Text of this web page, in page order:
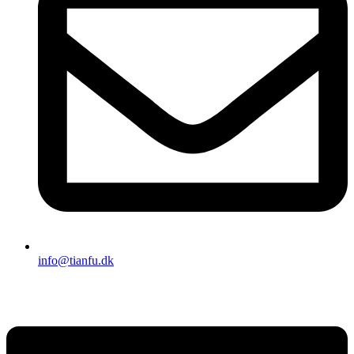
info@tianfu.dk